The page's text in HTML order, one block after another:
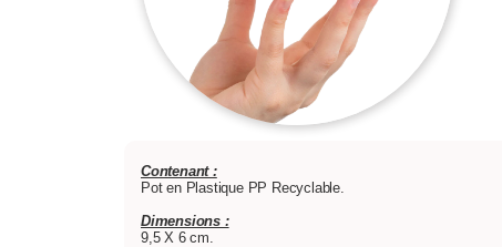
Contenant :
Pot en Plastique PP Recyclable.
Dimensions :
9,5 X 6 cm.